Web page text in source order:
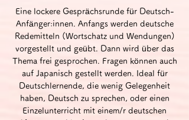
Eine lockere Gesprächsrunde für Deutsch-
Anfänger:innen. Anfangs werden deutsche
Redemitteln (Wortschatz und Wendungen)
vorgestellt und geübt. Dann wird über das
Thema frei gesprochen. Fragen können auch
auf Japanisch gestellt werden. Ideal für
Deutschlernende, die wenig Gelegenheit
haben, Deutsch zu sprechen, oder einen
Einzelunterricht mit einem/r deutschen